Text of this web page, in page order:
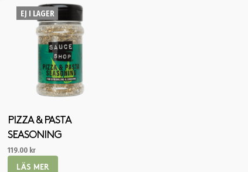
EJ I LAGER
PIZZA & PASTA
SEASONING
119.00 kr
LÄS MER